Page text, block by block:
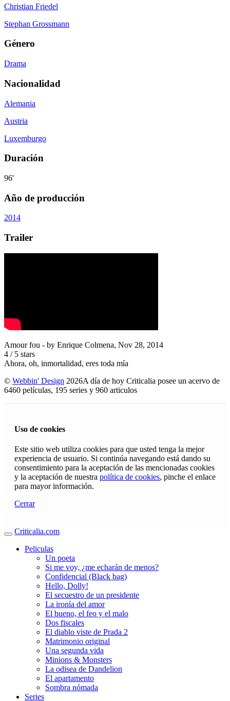
Christian Friedel
Stephan Grossmann
Género
Drama
Nacionalidad
Alemania
Austria
Luxemburgo
Duración
96'
Año de producción
2014
Trailer
Amour fou - by Enrique Colmena, Nov 28, 2014
4 / 5 stars
Ahora, oh, inmortalidad, eres toda mía
© Webbin' Design 2026A día de hoy Criticalia posee un acervo de
6460 películas, 195 series y 960 articulos
Uso de cookies
Este sitio web utiliza cookies para que usted tenga la mejor
experiencia de usuario. Si continúa navegando está dando su
consentimiento para la aceptación de las mencionadas cookies
y la aceptación de nuestra política de cookies, pinche el enlace
para mayor información.
Cerrar
Criticalia.com
Peliculas
Un poeta
Si me voy, ¿me echarán de menos?
Confidencial (Black bag)
Hello, Dolly!
El secuestro de un presidente
La ironía del amor
El bueno, el feo y el malo
Dos fiscales
El diablo viste de Prada 2
Matrimonio original
Una segunda vida
Minions & Monsters
La odisea de Dandelion
El apartamento
Sombra nómada
Series